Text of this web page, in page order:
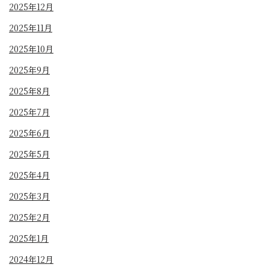
2025年12月
2025年11月
2025年10月
2025年9月
2025年8月
2025年7月
2025年6月
2025年5月
2025年4月
2025年3月
2025年2月
2025年1月
2024年12月